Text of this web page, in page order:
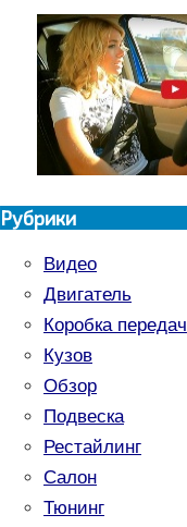
Рубрики
Видео
Двигатель
Коробка передач
Кузов
Обзор
Подвеска
Рестайлинг
Салон
Тюнинг